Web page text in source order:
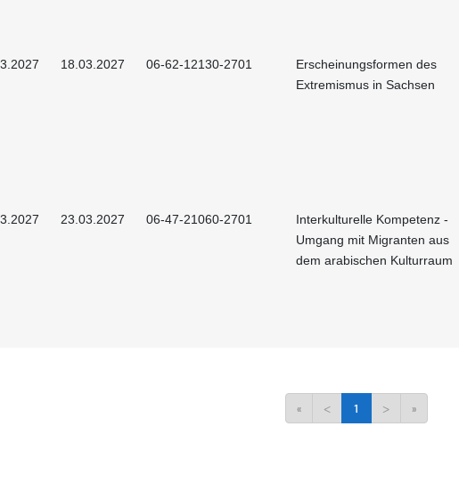
18.03.2027 06-62-12130-2701
Erscheinungsformen des
Extremismus in Sachsen
23.03.2027 06-47-21060-2701
Interkulturelle Kompetenz -
Umgang mit Migranten aus
dem arabischen Kulturraum
« < 1 > »